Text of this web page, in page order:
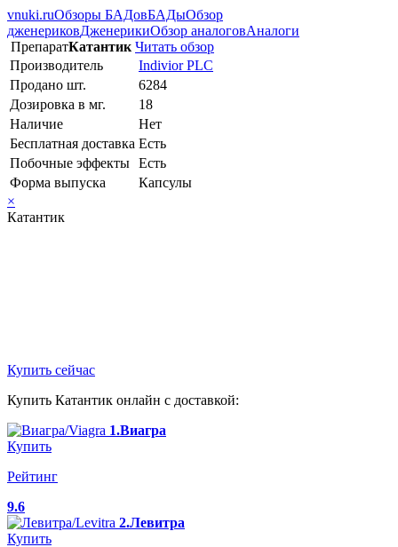
vnuki.ruОбзоры БАДовБАДыОбзор
дженериковДженерикиОбзор аналоговАналоги
ПрепаратКатантик Читать обзор
Производитель
Indivior PLC
Продано шт.
6284
Дозировка в мг.
18
Наличие
Нет
Бесплатная доставка Есть
Побочные эффекты Есть
Форма выпуска
Капсулы
×
Катантик
Купить сейчас
Купить Катантик онлайн с доставкой:
1.Виагра
Купить
Рейтинг
9.6
2.Левитра
Купить